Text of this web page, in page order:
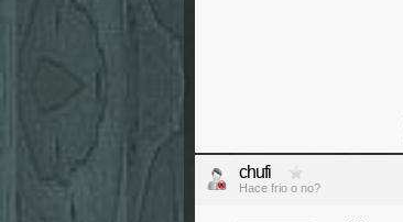
chufi
Hace frio o no?